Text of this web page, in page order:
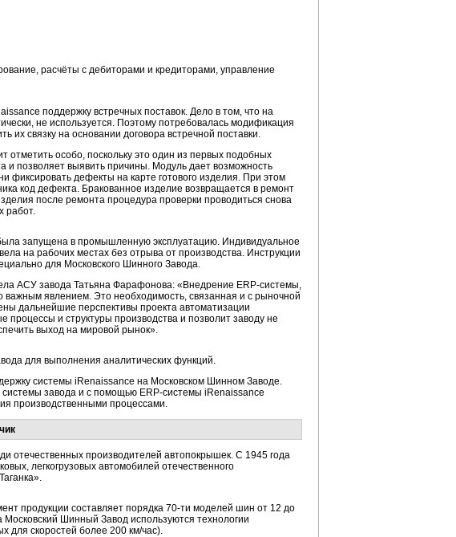
расчёты с дебиторами и кредиторами, управление
поддержку встречных поставок. Дело в том, что на
не используется. Поэтому потребовалась модификация
их связку на основании договора встречной поставки.
особо, поскольку это один из первых подобных
и позволяет выявить причины. Модуль дает возможность
дефекты на карте готового изделия. При этом
код дефекта. Бракованное изделие возвращается в ремонт
после ремонта процедура проверки проводиться снова
работ.
запущена в промышленную эксплуатацию. Индивидуальное
на рабочих местах без отрыва от производства. Инструкции
для Московского Шинного Завода.
АСУ завода Татьяна Фарафонова: «Внедрение ERP-системы,
важным явлением. Это необходимость, связанная и с рыночной
дальнейшие перспективы проекта автоматизации
процессы и структуры производства и позволит заводу не
выход на мировой рынок».
для выполнения аналитических функций.
системы iRenaissance на Московском Шинном Заводе.
системы завода и с помощью ERP-системы iRenaissance
производственными процессами.
отечественных производителей автопокрышек. С 1945 года
легкогрузовых автомобилей отечественного
продукции составляет порядка 70-ти моделей шин от 12 до
Шинный Завод используются технологии
для скоростей более 200 км/час).